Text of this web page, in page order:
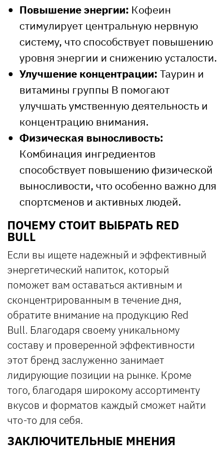
Повышение энергии: Кофеин
стимулирует центральную нервную
систему, что способствует повышению
уровня энергии и снижению усталости.
Улучшение концентрации: Таурин и
витамины группы B помогают
улучшать умственную деятельность и
концентрацию внимания.
Физическая выносливость:
Комбинация ингредиентов
способствует повышению физической
выносливости, что особенно важно для
спортсменов и активных людей.
ПОЧЕМУ СТОИТ ВЫБРАТЬ RED
BULL
Если вы ищете надежный и эффективный
энергетический напиток, который
поможет вам оставаться активным и
сконцентрированным в течение дня,
обратите внимание на продукцию Red
Bull. Благодаря своему уникальному
составу и проверенной эффективности
этот бренд заслуженно занимает
лидирующие позиции на рынке. Кроме
того, благодаря широкому ассортименту
вкусов и форматов каждый сможет найти
что-то для себя.
ЗАКЛЮЧИТЕЛЬНЫЕ МНЕНИЯ